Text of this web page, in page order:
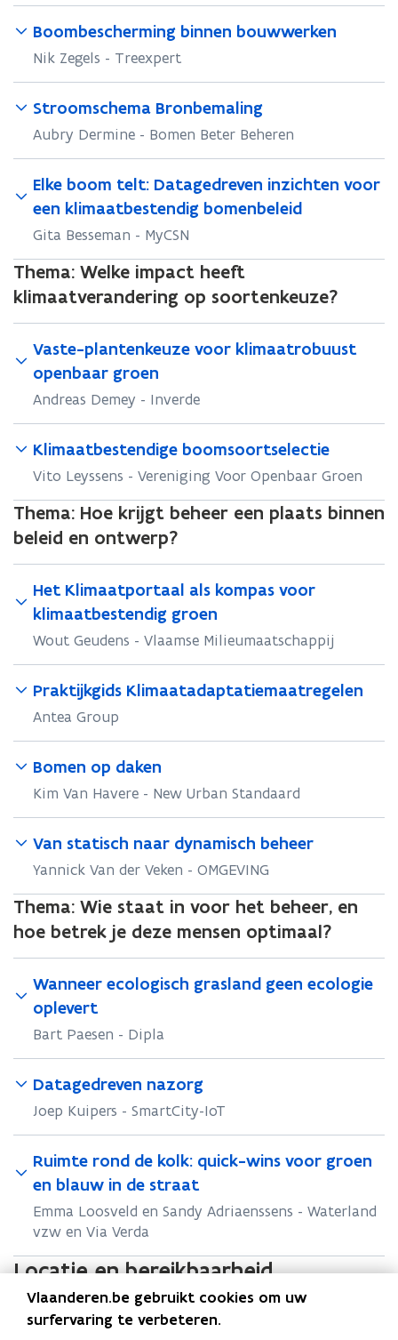
Boombescherming binnen bouwwerken
Nik Zegels - Treexpert
Stroomschema Bronbemaling
Aubry Dermine - Bomen Beter Beheren
Elke boom telt: Datagedreven inzichten voor
een klimaatbestendig bomenbeleid
Gita Besseman - MyCSN
Thema: Welke impact heeft
klimaatverandering op soortenkeuze?
Vaste-plantenkeuze voor klimaatrobuust
openbaar groen
Andreas Demey - Inverde
Klimaatbestendige boomsoortselectie
Vito Leyssens - Vereniging Voor Openbaar Groen
Thema: Hoe krijgt beheer een plaats binnen
beleid en ontwerp?
Het Klimaatportaal als kompas voor
klimaatbestendig groen
Wout Geudens - Vlaamse Milieumaatschappij
Praktijkgids Klimaatadaptatiemaatregelen
Antea Group
Bomen op daken
Kim Van Havere - New Urban Standaard
Van statisch naar dynamisch beheer
Yannick Van der Veken - OMGEVING
Thema: Wie staat in voor het beheer, en
hoe betrek je deze mensen optimaal?
Wanneer ecologisch grasland geen ecologie
oplevert
Bart Paesen - Dipla
Datagedreven nazorg
Joep Kuipers - SmartCity-IoT
Ruimte rond de kolk: quick-wins voor groen
en blauw in de straat
Emma Loosveld en Sandy Adriaenssens - Waterland
vzw en Via Verda
Locatie en bereikbaarheid
Brussel - Herman Teirlinckgebouw
Vlaanderen.be gebruikt cookies om uw
surfervaring te verbeteren.